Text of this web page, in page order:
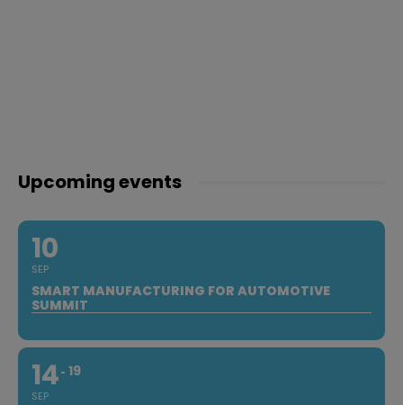
Upcoming events
10
SEP
SMART MANUFACTURING FOR AUTOMOTIVE
SUMMIT
14
SEP
19